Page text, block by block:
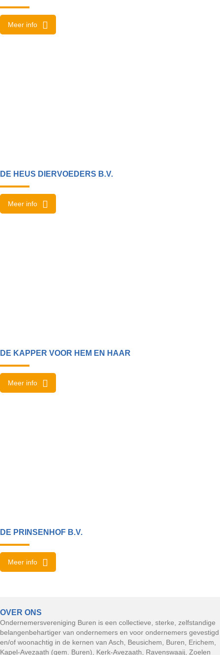
Meer info
DE HEUS DIERVOEDERS B.V.
Meer info
DE KAPPER VOOR HEM EN HAAR
Meer info
DE PRINSENHOF B.V.
Meer info
OVER ONS
Ondernemersvereniging Buren is een collectieve, sterke, zelfstandige
belangenbehartiger van ondernemers en voor ondernemers gevestigd
en/of woonachtig in de kernen van Asch, Beusichem, Buren, Erichem,
Kapel-Avezaath (gem. Buren), Kerk-Avezaath, Ravenswaaij, Zoelen